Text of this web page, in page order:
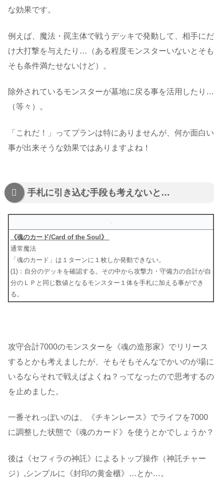
な効果です。
例えば、魔法・罠主体で戦うデッキで発動して、相手にだ
け大打撃を与えたり…（ある程度モンスターいないとそも
そも条件満たせないけど）。
除外されているモンスターが墓地に戻る事を活用したり…
（等々）。
「これだ！」ってプランは特にありませんが、何か面白い
事が出来そうな効果ではありますよね！
手札に引き込む手段も考えないと…
《魂のカード/Card of the Soul》
通常魔法
「魂のカード」は１ターンに１枚しか発動できない。
(1)：自分のデッキを確認する。その中から攻撃力・守備力の合計が自
分のＬＰと同じ数値となるモンスター１体を手札に加える事ができ
る。
攻守合計7000のモンスターを《魂の造形家》でリリース
するとかも考えましたが、そもそもそんなでかいのが場に
いるならそれで戦えばよくね？ってなったので思考するの
を止めました。
一番それっぽいのは、《チキンレース》でライフを7000
に調整した状態で《魂のカード》を使うとかでしょうか？
後は《セフィラの神託》によるトップ操作（神託チャー
ジ）,シンプルに《封印の黄金櫃》…とか…。